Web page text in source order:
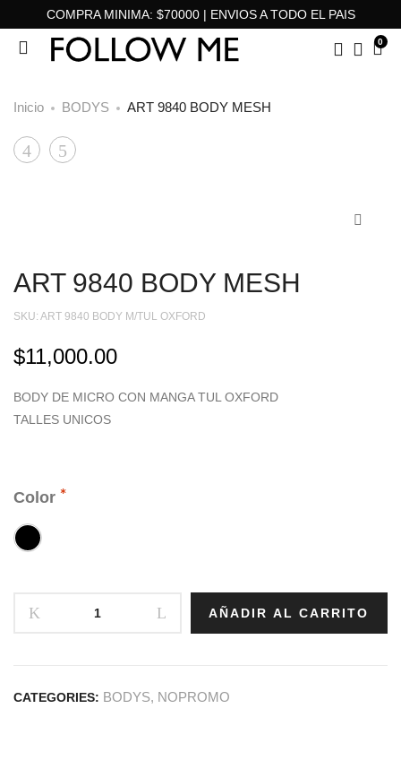
COMPRA MINIMA: $70000 | ENVIOS A TODO EL PAIS
0
Inicio BODYS ART 9840 BODY MESH
ARTART
ART 9840 BODY MESH
SKU: ART 9840 BODY M/TUL OXFORD
$11,000.00
BODY DE MICRO CON MANGA TUL OXFORD
TALLES UNICOS
Color
AÑADIR AL CARRITO
CATEGORIES: BODYS, NOPROMO